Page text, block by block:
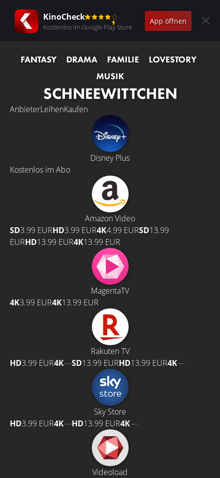
KinoCheck
Kostenlos im Google Play Store
App öffnen
FANTASY DRAMA FAMILIE
LOVESTORY
MUSIK
SCHNEEWITTCHEN
AnbieterLeihenKaufen
Disney Plus
Kostenlos im Abo
Amazon Video
SD3.99 EURHD3.99 EUR4K4.99 EURSD13.99
EURHD13.99 EUR4K13.99 EUR
MagentaTV
4K3.99 EUR4K13.99 EUR
Rakuten TV
HD3.99 EUR4K—SD13.99 EURHD13.99 EUR4K—
Sky Store
HD3.99 EUR4K—HD13.99 EUR4K—
Videoload